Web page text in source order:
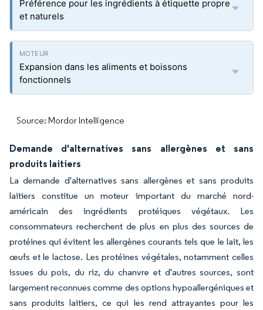
Préférence pour les ingrédients à étiquette propre
et naturels
Expansion dans les aliments et boissons
fonctionnels
Source: Mordor Intelligence
Demande d'alternatives sans allergènes et sans
produits laitiers
La demande d'alternatives sans allergènes et sans produits
laitiers constitue un moteur important du marché nord-
américain des ingrédients protéiques végétaux. Les
consommateurs recherchent de plus en plus des sources de
protéines qui évitent les allergènes courants tels que le lait, les
œufs et le lactose. Les protéines végétales, notamment celles
issues du pois, du riz, du chanvre et d'autres sources, sont
largement reconnues comme des options hypoallergéniques et
sans produits laitiers, ce qui les rend attrayantes pour les